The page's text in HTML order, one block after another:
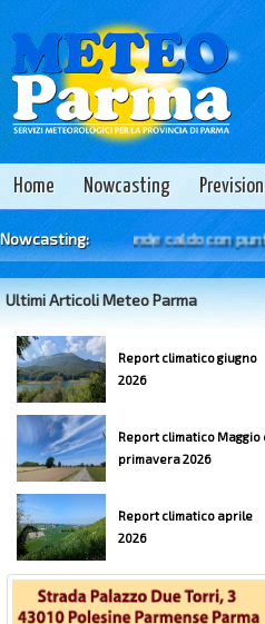
Home Nowcasting
Nowcasting:
6 Agosto - Grande caldo con punte
Ultimi Articoli Meteo Parma
Report climatico giugno
2026
Report climatico Maggio
primavera 2026
Report climatico aprile
2026